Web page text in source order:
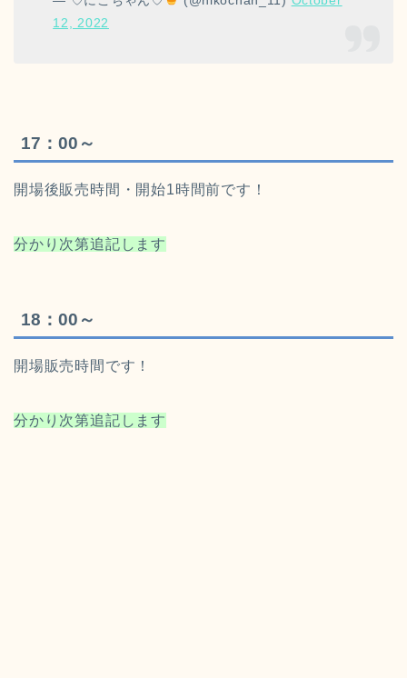
12, 2022
17：00～
開場後販売時間・開始1時間前です！
分かり次第追記します
18：00～
開場販売時間です！
分かり次第追記します